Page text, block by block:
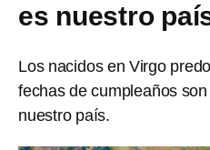
es nuestro
Los nacidos en Virgo
fechas de cumpleaños
nuestro país.